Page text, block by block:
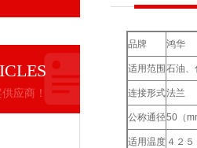
应商！
品牌 鸿华
适用范围 石油、
连接形式法兰
公称通径50（
适用温度 ４２